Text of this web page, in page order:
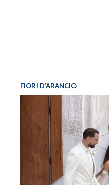
FIORI D’ARANCIO